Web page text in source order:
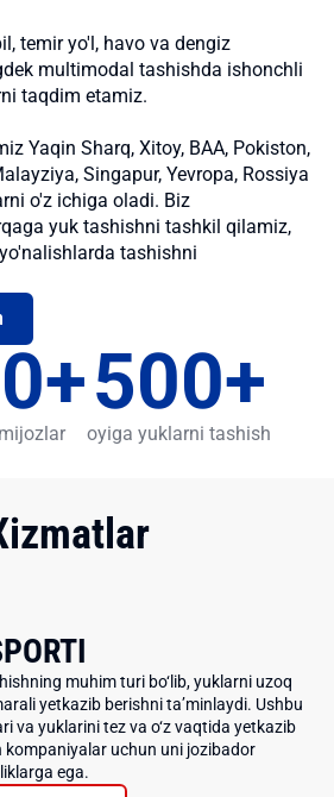
temir yo'l, havo va dengiz
multimodal tashishda ishonchli
taqdim etamiz.
Yaqin Sharq, Xitoy, BAA, Pokiston,
Singapur, Yevropa, Rossiya
o'z ichiga oladi. Biz
yuk tashishni tashkil qilamiz,
tashishni
+500+
oyiga yuklarni tashish
muhim turi bo‘lib, yuklarni uzoq
yetkazib berishni ta’minlaydi. Ushbu
va yuklarini tez va o‘z vaqtida yetkazib
kompaniyalar uchun uni jozibador
ega.